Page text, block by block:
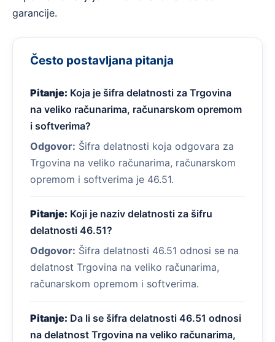
garancije.
Često postavljana pitanja
Pitanje: Koja je šifra delatnosti za Trgovina
na veliko računarima, računarskom opremom
i softverima?
Odgovor: Šifra delatnosti koja odgovara za
Trgovina na veliko računarima, računarskom
opremom i softverima je 46.51.
Pitanje: Koji je naziv delatnosti za šifru
delatnosti 46.51?
Odgovor: Šifra delatnosti 46.51 odnosi se na
delatnost Trgovina na veliko računarima,
računarskom opremom i softverima.
Pitanje: Da li se šifra delatnosti 46.51 odnosi
na delatnost Trgovina na veliko računarima,